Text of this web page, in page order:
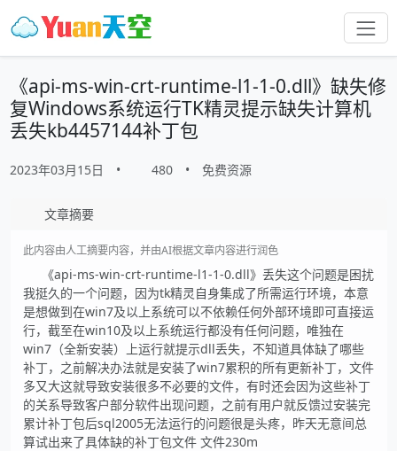
《api-ms-win-crt-runtime-l1-1-0.dll》缺失修
复Windows系统运行TK精灵提示缺失计算机
丢失kb4457144补丁包
2023年03月15日 • 480 • 免费资源
文章摘要
此内容由人工摘要内容，并由AI根据文章内容进行润色
《api-ms-win-crt-runtime-l1-1-0.dll》丢失这个问题是困扰
我挺久的一个问题，因为tk精灵自身集成了所需运行环境，本意
是想做到在win7及以上系统可以不依赖任何外部环境即可直接运
行，截至在win10及以上系统运行都没有任何问题，唯独在
win7（全新安装）上运行就提示dll丢失，不知道具体缺了哪些
补丁，之前解决办法就是安装了win7累积的所有更新补丁，文件
多又大这就导致安装很多不必要的文件，有时还会因为这些补丁
的关系导致客户部分软件出现问题，之前有用户就反馈过安装完
累计补丁包后sql2005无法运行的问题很是头疼，昨天无意间总
算试出来了具体缺的补丁包文件 文件230m